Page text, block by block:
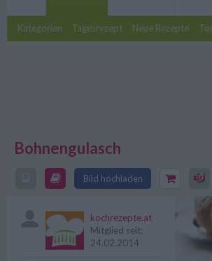
Kategorien Tagesrezept Neue Rezepte
Bohnengulasch
Bild hochladen
das
kochrezepte.at
Mitglied seit:
24.02.2014